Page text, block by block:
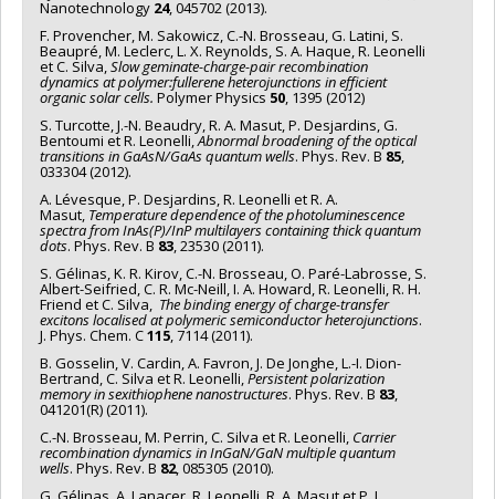
Nanotechnology 24, 045702 (2013).
F. Provencher, M. Sakowicz, C.-N. Brosseau, G. Latini, S.
Beaupré, M. Leclerc, L. X. Reynolds, S. A. Haque, R. Leonelli
et C. Silva,Slow geminate-charge-pair recombination
dynamics at polymer:fullerene heterojunctions in efficient
organic solar cells. Polymer Physics 50, 1395 (2012)
S. Turcotte, J.-N. Beaudry, R. A. Masut, P. Desjardins, G.
Bentoumi et R. Leonelli,Abnormal broadening of the optical
transitions in GaAsN/GaAs quantum wells. Phys. Rev. B 85,
033304 (2012).
A. Lévesque, P. Desjardins, R. Leonelli et R. A.
Masut, Temperature dependence ofthe photoluminescence
spectra from InAs(P)/InP multilayers containing thick quantum
dots. Phys. Rev. B 83, 23530 (2011).
S. Gélinas, K. R. Kirov, C.-N. Brosseau, O. Paré-Labrosse, S.
Albert-Seifried, C. R. Mc-Neill, I. A. Howard, R. Leonelli, R. H.
Friend et C. Silva, The binding energy ofcharge-transfer
excitons localised at polymeric semiconductor heterojunctions.
J. Phys. Chem. C115, 7114 (2011).
B. Gosselin, V. Cardin, A. Favron, J. De Jonghe, L.-I. Dion-
Bertrand, C. Silva et R. Leonelli,Persistent polarization
memory in sexithiophene nanostructures. Phys. Rev. B 83,
041201(R) (2011).
C.-N. Brosseau, M. Perrin, C. Silva et R. Leonelli, Carrier
recombination dynamics in InGaN/GaN multiple quantum
wells. Phys. Rev. B 82, 085305 (2010).